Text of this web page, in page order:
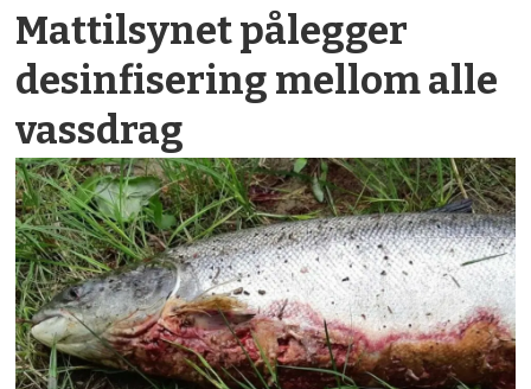
Mat­tilsynet på­legger
desin­fisering mellom alle
vassdrag